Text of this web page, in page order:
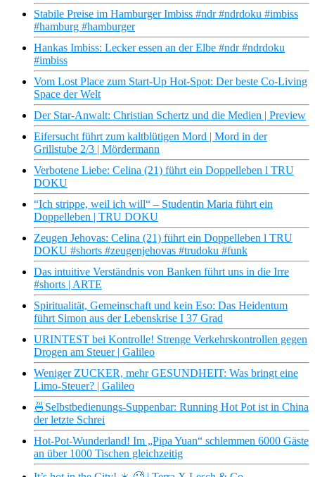
Stabile Preise im Hamburger Imbiss #ndr #ndrdoku #imbiss
#hamburg #hamburger
Hankas Imbiss: Lecker essen an der Elbe #ndr #ndrdoku
#imbiss
Vom Lost Place zum Start-Up Hot-Spot: Der beste Co-Living
Space der Welt
Der Star-Anwalt: Christian Schertz und die Medien | Preview
Eifersucht führt zum kaltblütigen Mord | Mord in der
Grillstube 2/3 | Mördermann
Verbotene Liebe: Celina (21) führt ein Doppelleben l TRU
DOKU
“Ich strippe, weil ich will“ – Studentin Maria führt ein
Doppelleben | TRU DOKU
Zeugen Jehovas: Celina (21) führt ein Doppelleben l TRU
DOKU #shorts #zeugenjehovas #trudoku #funk
Das intuitive Verständnis von Banken führt uns in die Irre
#shorts | ARTE
Spiritualität, Gemeinschaft und kein Eso: Das Heidentum
führt Simon aus der Lebenskrise I 37 Grad
URINTEST bei Kontrolle! Strenge Verkehrskontrollen gegen
Drogen am Steuer | Galileo
Weniger ZUCKER, mehr GESUNDHEIT: Was bringt eine
Limo-Steuer? | Galileo
🍜Selbstbedienungs-Suppenbar: Running Hot Pot ist in China
der letzte Schrei
Hot-Pot-Wunderland! Im „Pipa Yuan“ schlemmen 6000 Gäste
an über 1000 Tischen gleichzeitig